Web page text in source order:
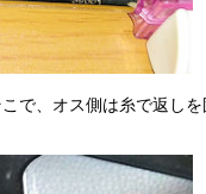
、オス側は糸で返し